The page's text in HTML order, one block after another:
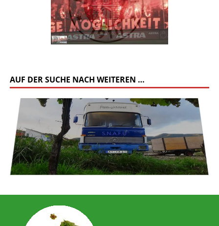
AUF DER SUCHE NACH WEITEREN …